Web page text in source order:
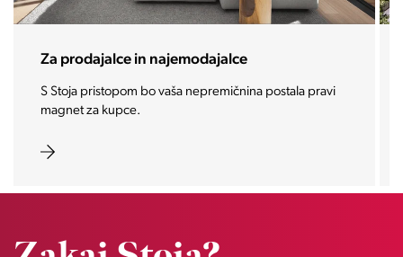
Za prodajalce in najemodajalce
S Stoja pristopom bo vaša nepremičnina postala pravi
magnet za kupce.